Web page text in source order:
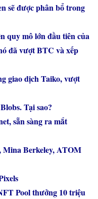
sẽ được phân bổ trong
quy mô lớn đầu tiên của
đã vượt BTC và xếp
giao dịch Taiko, vượt
Tại sao?
sẵn sàng ra mắt
Mina Berkeley, ATOM
Pool thưởng 10 triệu